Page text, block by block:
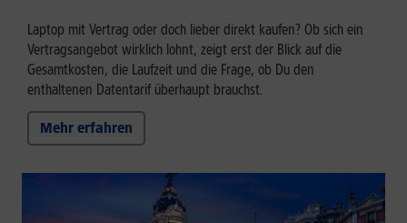
Laptop mit Vertrag oder doch lieber direkt kaufen? Ob sich ein
Vertragsangebot wirklich lohnt, zeigt erst der Blick auf die
Gesamtkosten, die Laufzeit und die Frage, ob Du den
enthaltenen Datentarif überhaupt brauchst.
Mehr erfahren